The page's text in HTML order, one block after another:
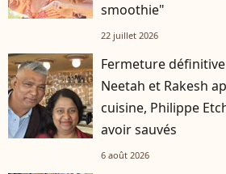
smoothie"
22 juillet 2026
Fermeture
Neetah et Rakesh
cuisine, Philippe
avoir sauvés
6 août 2026